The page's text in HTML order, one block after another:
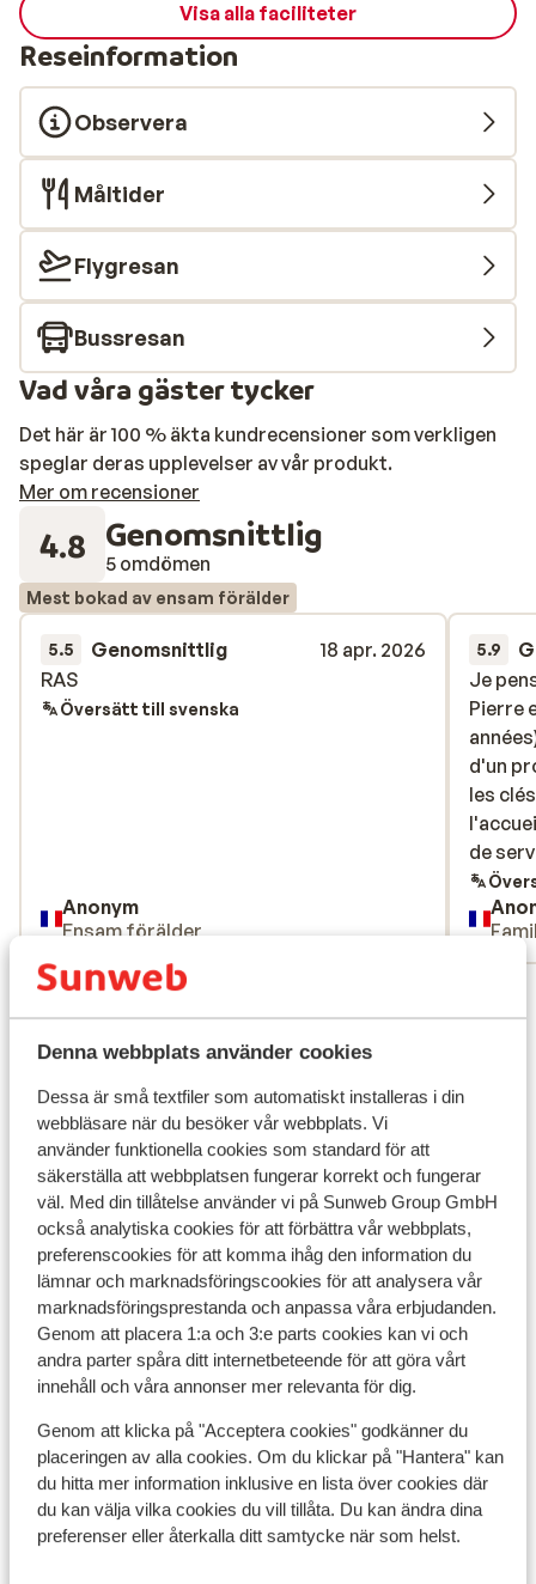
Denna webbplats använder cookies
Dessa är små textfiler som automatiskt installeras i din
webbläsare när du besöker vår webbplats. Vi
använder funktionella cookies som standard för att
säkerställa att webbplatsen fungerar korrekt och fungerar
väl. Med din tillåtelse använder vi på Sunweb Group GmbH
också analytiska cookies för att förbättra vår webbplats,
preferenscookies för att komma ihåg den information du
lämnar och marknadsföringscookies för att analysera vår
marknadsföringsprestanda och anpassa våra erbjudanden.
Genom att placera 1:a och 3:e parts cookies kan vi och
andra parter spåra ditt internetbeteende för att göra vårt
innehåll och våra annonser mer relevanta för dig.
Genom att klicka på "Acceptera cookies" godkänner du
placeringen av alla cookies. Om du klickar på "Hantera" kan
du hitta mer information inklusive en lista över cookies där
du kan välja vilka cookies du vill tillåta. Du kan ändra dina
preferenser eller återkalla ditt samtycke när som helst.
Visa alla faciliteter
Reseinformation
Observera
Måltider
Flygresan
Bussresan
Vad våra gäster tycker
Det här är 100 % äkta kundrecensioner som verkligen
speglar deras upplevelser av vår produkt.
Mer om recensioner
4.8 Genomsnittlig
5 omdömen
Mest bokad av ensam förälder
5.5 Genomsnittlig
18 apr. 2026
RAS
RAS
Översätt till svenska
Anonym
Ensam förälder
5.9
Je
Pierre
d'un
les
de
tarif
Je
Pierre
d'un
les
de
Visa alla 5 omdömen
Visa på karta
I området
I utkanten av centrum
Avstånd till flygplats geneva international airport
ca 159 km: Chambery airport är ca 112 km, Lyon-
Saint-Exupery airport ca 193 km
Avstånd till tågstation moutiers train station är ca
38 km
Avstånd till pist ca 0 m
Avstånd till längdåkningsspår